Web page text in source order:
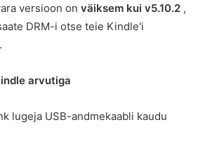
versioon on väiksem kui v5.10.2 ,
DRM-i otse teie Kindle'i
arvutiga
lugeja USB-andmekaabli kaudu